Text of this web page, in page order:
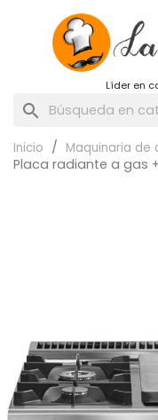
Líder en
search
Inicio Maquinaria de
Placa radiante a gas